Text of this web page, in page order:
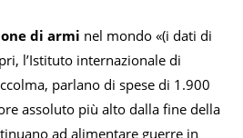
di armi nel mondo «(i dati di
l’Istituto internazionale di
parlano di spese di 1.900
assoluto più alto dalla fine della
ad alimentare guerre in